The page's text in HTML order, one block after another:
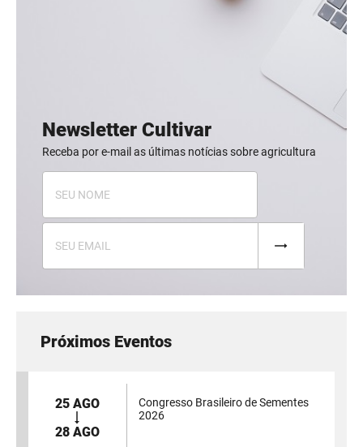
Newsletter Cultivar
Receba por e-mail as últimas notícias sobre agricultura
Próximos Eventos
25 AGO
28 AGO
Congresso Brasileiro de Sementes
2026